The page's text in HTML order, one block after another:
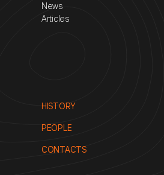
News
Articles
HISTORY
PEOPLE
CONTACTS